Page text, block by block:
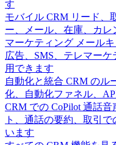
す
モバイル CRM リード、
ー、メール、在庫、カ
マーケティング メール
広告、SMS、テレマー
用できます
自動化と統合 CRM のル
化、自動化ファネル、
CRM での CoPilot 通話音
ト、通話の要約、取引
います